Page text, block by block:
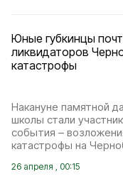
Юные губкинцы
ликвидаторов
катастрофы
Накануне памятной
школы стали
события –
катастрофы на
26 апреля , 00:15